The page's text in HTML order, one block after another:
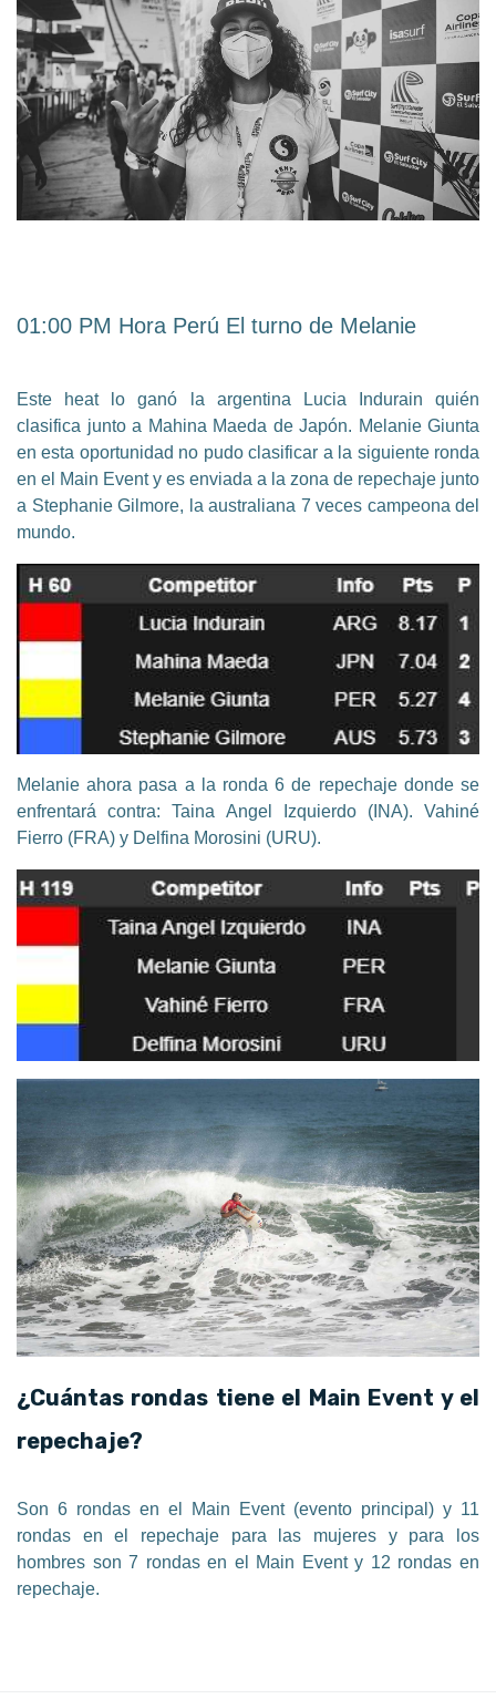
01:00 PM Hora Perú El turno de Melanie
Este heat lo ganó la argentina Lucia Indurain quién
clasifica junto a Mahina Maeda de Japón. Melanie Giunta
en esta oportunidad no pudo clasificar a la siguiente ronda
en el Main Event y es enviada a la zona de repechaje junto
a Stephanie Gilmore, la australiana 7 veces campeona del
mundo.
Melanie ahora pasa a la ronda 6 de repechaje donde se
enfrentará contra: Taina Angel Izquierdo (INA). Vahiné
Fierro (FRA) y Delfina Morosini (URU).
¿Cuántas rondas tiene el Main Event y el
repechaje?
Son 6 rondas en el Main Event (evento principal) y 11
rondas en el repechaje para las mujeres y para los
hombres son 7 rondas en el Main Event y 12 rondas en
repechaje.